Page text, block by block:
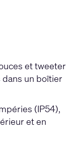
et tweeter
un boîtier
(IP54),
et en